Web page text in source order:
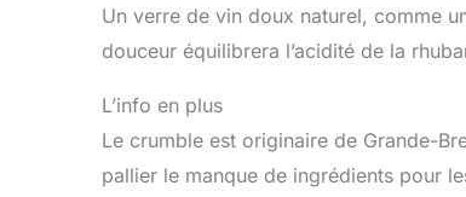
Un verre de vin doux naturel, comme
douceur équilibrera l’acidité de la
L’info en plus
Le crumble est originaire de Grande-
pallier le manque de ingrédients pour